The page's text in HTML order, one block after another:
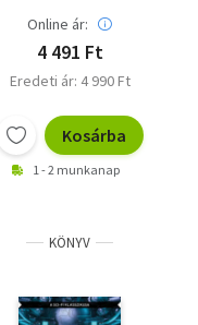
Online ár:
4 491 Ft
Eredeti ár: 4 990 Ft
Kosárba
1 - 2 munkanap
KÖNYV